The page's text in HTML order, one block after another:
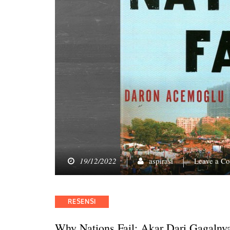
19/12/2022 aspirasi Leave a
Categories
RESENSI